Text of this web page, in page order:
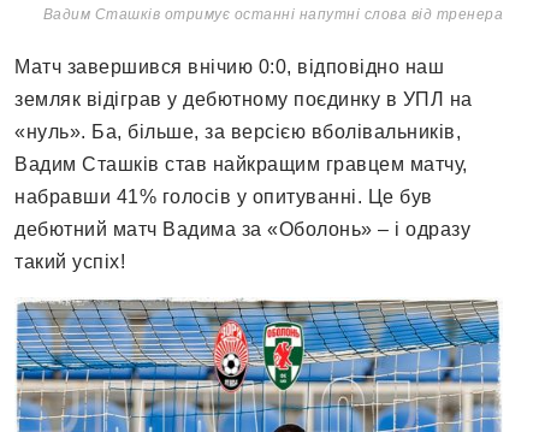
Вадим Сташків отримує останні напутні слова від тренера
Матч завершився внічию 0:0, відповідно наш
земляк відіграв у дебютному поєдинку в УПЛ на
«нуль». Ба, більше, за версією вболівальників,
Вадим Сташків став найкращим гравцем матчу,
набравши 41% голосів у опитуванні. Це був
дебютний матч Вадима за «Оболонь» – і одразу
такий успіх!